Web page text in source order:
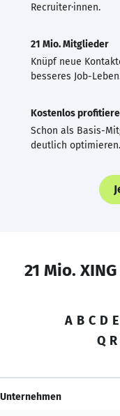
Recruiter·innen.
21 Mio. Mitglieder
Knüpf neue
besseres Job-
Kostenlos
Schon als Basis-
deutlich optimieren.
21 Mio.
A B C D E
Q R
Unternehmen